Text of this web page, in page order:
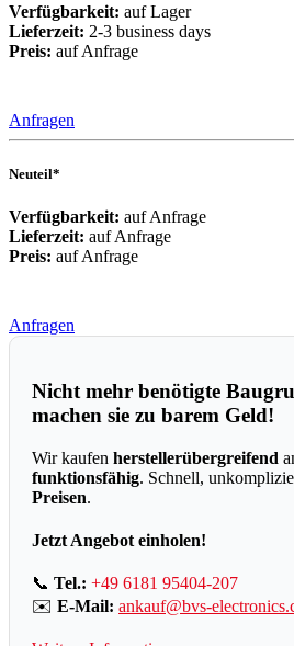
Verfügbarkeit: auf Lager
Lieferzeit: 2-3 business days
Preis: auf Anfrage
Anfragen
Neuteil*
Verfügbarkeit: auf Anfrage
Lieferzeit: auf Anfrage
Preis: auf Anfrage
Anfragen
Nicht mehr benötigte
machen sie zu barem Geld!
Wir kaufen herstellerübergreifend
funktionsfähig. Schnell,
Preisen.
Jetzt Angebot einholen!
📞 Tel.: +49 6181 95404-207
✉️ E-Mail: ankauf@bvs-